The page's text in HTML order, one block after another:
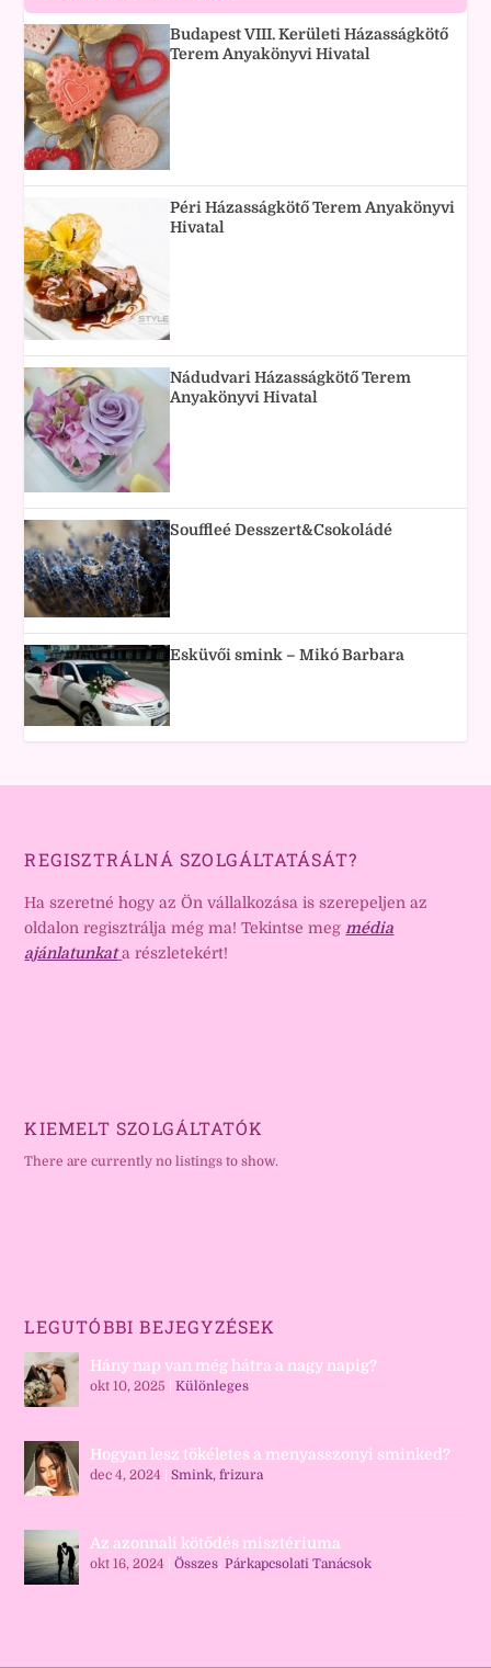
Budapest VIII. Kerületi Házasságkötő
Terem Anyakönyvi Hivatal
Péri Házasságkötő Terem Anyakönyvi
Hivatal
Nádudvari Házasságkötő Terem
Anyakönyvi Hivatal
Souffleé Desszert&Csokoládé
Esküvői smink – Mikó Barbara
REGISZTRÁLNÁ SZOLGÁLTATÁSÁT?
Ha szeretné hogy az Ön vállalkozása is szerepeljen az
oldalon regisztrálja még ma! Tekintse meg média
ajánlatunkat a részletekért!
KIEMELT SZOLGÁLTATÓK
There are currently no listings to show.
LEGUTÓBBI BEJEGYZÉSEK
Hány nap van még hátra a nagy napig?
okt 10, 2025 |Különleges
Hogyan lesz tökéletes a menyasszonyi sminked?
dec 4, 2024 |Smink, frizura
Az azonnali kötődés misztériuma
okt 16, 2024 |Összes,Párkapcsolati Tanácsok